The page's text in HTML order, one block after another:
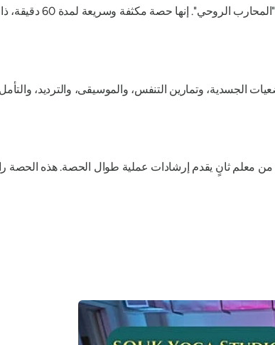
هل ترغب في إضافة الحيوية إلى تمارينك
الجسدية، وتمارين التنفس، والموسيقى، والترديد،
من معلم ثانٍ يقدم إرشادات عملية طوال الحصة. هذه الحصة